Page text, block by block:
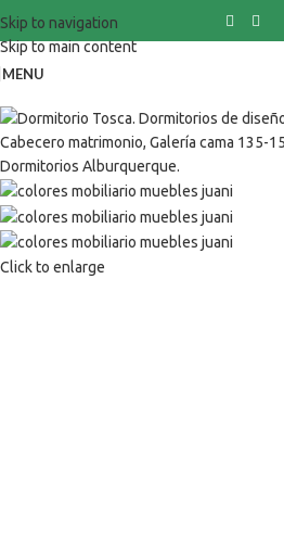
Skip to navigation
Skip to main content
MENU
Click to enlarge